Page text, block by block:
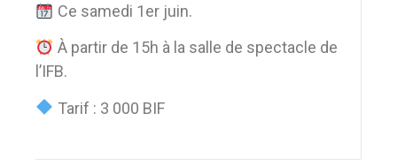
Ce samedi 1er juin.
À partir de 15h à la salle de spectacle de
l’IFB.
Tarif : 3 000 BIF